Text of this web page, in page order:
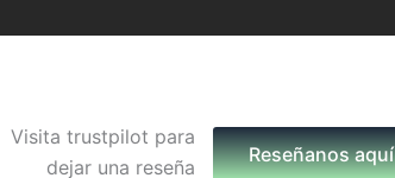
Reseñanos aquí